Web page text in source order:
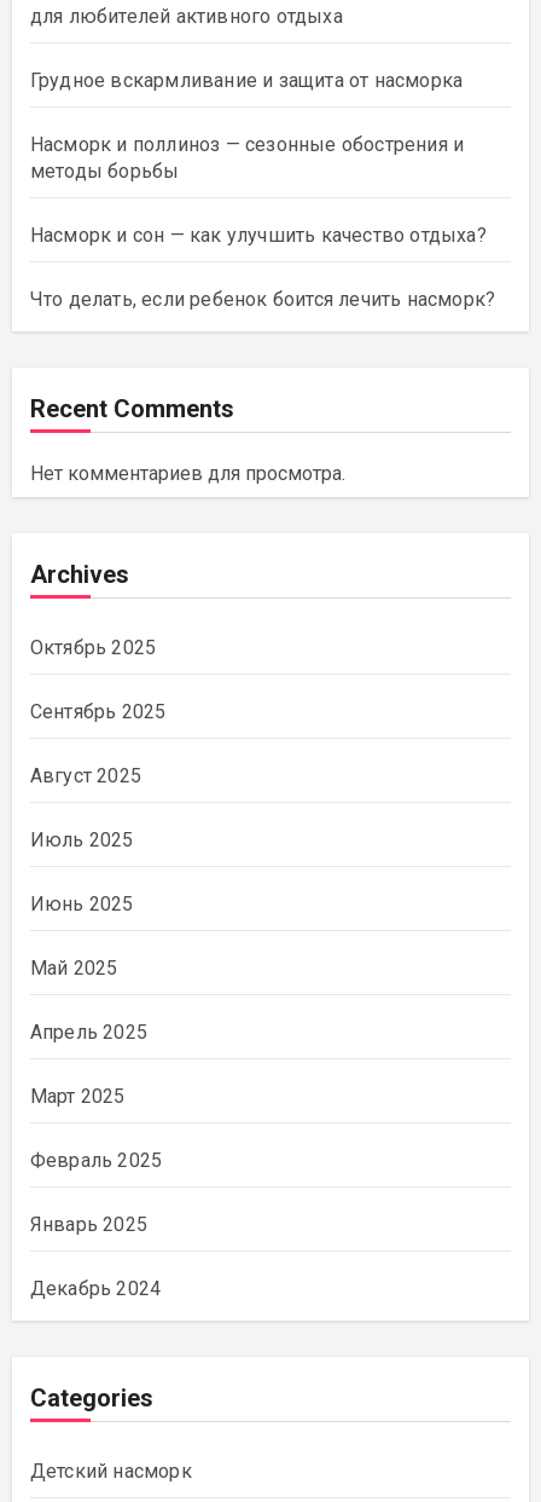
для любителей активного отдыха
Грудное вскармливание и защита от насморка
Насморк и поллиноз — сезонные обострения и
методы борьбы
Насморк и сон — как улучшить качество отдыха?
Что делать, если ребенок боится лечить насморк?
Recent Comments
Нет комментариев для просмотра.
Archives
Октябрь 2025
Сентябрь 2025
Август 2025
Июль 2025
Июнь 2025
Май 2025
Апрель 2025
Март 2025
Февраль 2025
Январь 2025
Декабрь 2024
Categories
Детский насморк